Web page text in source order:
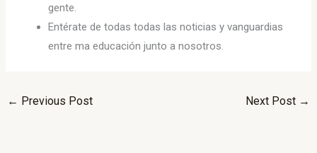
gente.
Entérate de todas todas las noticias y vanguardias
entre ma educación junto a nosotros.
← Previous Post Next Post →